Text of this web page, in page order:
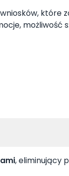
które
, eliminujący